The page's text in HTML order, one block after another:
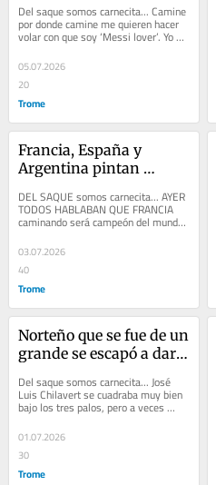
tiene clase ni calidad
con las mujeres
Del saque somos carnecita... Camine
por donde camine me quieren hacer
volar con que soy ‘Messi lover’. Yo no
soy hincha de nadie. Solo me...
05.07.2026
20
Trome
Francia, España y
Argentina pintan
caer antes de la
semifinal
DEL SAQUE somos carnecita... AYER
TODOS HABLABAN QUE FRANCIA
caminando será campeón del mundo.
Hoy la etiqueta se la ponen a España,
luego del tiki...
03.07.2026
40
Trome
Norteño que se fue de un
grande se escapó a darle
rulitos
Del saque somos carnecita... José
Luis Chilavert se cuadraba muy bien
bajo los tres palos, pero a veces
cuando abre la bocota queda muy mal
parado....
01.07.2026
30
Trome